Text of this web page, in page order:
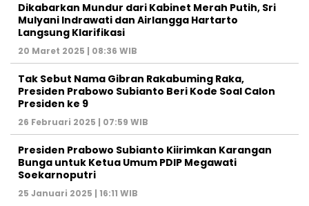
Dikabarkan Mundur dari Kabinet Merah Putih, Sri
Mulyani Indrawati dan Airlangga Hartarto
Langsung Klarifikasi
20 Maret 2025 | 08:36 WIB
Tak Sebut Nama Gibran Rakabuming Raka,
Presiden Prabowo Subianto Beri Kode Soal Calon
Presiden ke 9
26 Februari 2025 | 07:59 WIB
Presiden Prabowo Subianto Kiirimkan Karangan
Bunga untuk Ketua Umum PDIP Megawati
Soekarnoputri
25 Januari 2025 | 16:11 WIB